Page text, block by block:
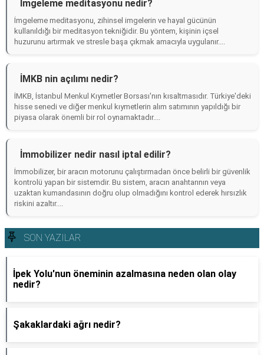
İmgeleme meditasyonu nedir?
İmgeleme meditasyonu, zihinsel imgelerin ve hayal gücünün
kullanıldığı bir meditasyon tekniğidir. Bu yöntem, kişinin içsel
huzurunu artırmak ve stresle başa çıkmak amacıyla uygulanır....
İMKB nin açılımı nedir?
İMKB, İstanbul Menkul Kıymetler Borsası'nın kısaltmasıdır. Türkiye'deki
hisse senedi ve diğer menkul kıymetlerin alım satımının yapıldığı bir
piyasa olarak önemli bir rol oynamaktadır....
İmmobilizer nedir nasıl iptal edilir?
İmmobilizer, bir aracın motorunu çalıştırmadan önce belirli bir güvenlik
kontrolü yapan bir sistemdir. Bu sistem, aracın anahtarının veya
uzaktan kumandasının doğru olup olmadığını kontrol ederek hırsızlık
riskini azaltır....
SON YAZILAR
İpek Yolu'nun öneminin azalmasına neden olan olay
nedir?
Şakaklardaki ağrı nedir?